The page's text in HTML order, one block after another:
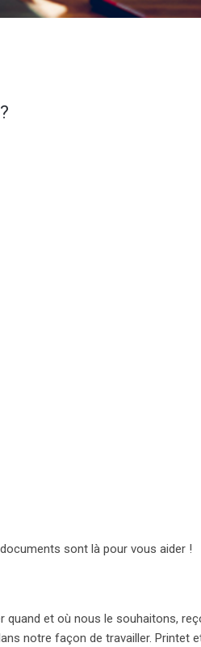
sont là pour vous aider !
quand et où nous le souhaitons,
notre façon de travailler. Printet